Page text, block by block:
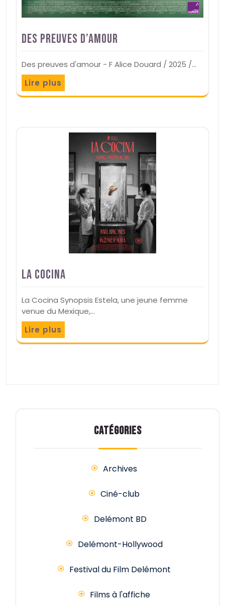
Des preuves d’amour
Des preuves d'amour - F Alice Douard / 2025 /…
Lire plus
La cocina
La Cocina Synopsis Estela, une jeune femme
venue du Mexique,…
Lire plus
CATÉGORIES
Archives
Ciné-club
Delémont BD
Delémont-Hollywood
Festival du Film Delémont
Films à l'affiche